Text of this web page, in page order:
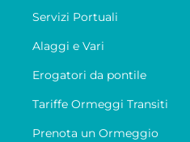
Servizi Portuali
Alaggi e Vari
Erogatori da pontile
Tariffe Ormeggi Transiti
Prenota un Ormeggio